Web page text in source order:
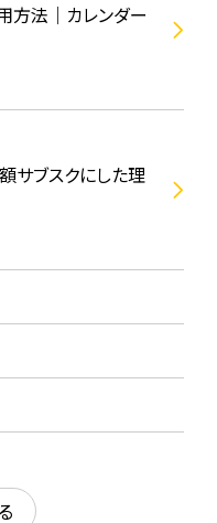
方法｜カレンダー
サブスクにした理